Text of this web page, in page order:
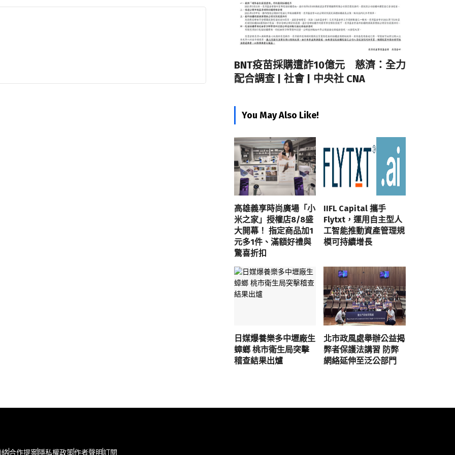
BNT疫苗採購遭詐10億元 慈濟：全力
配合調查 | 社會 | 中央社 CNA
You May Also Like!
高雄義享時尚廣場「小
米之家」授權店8/8盛
大開幕！ 指定商品加1
元多1件、滿額好禮與
驚喜折扣
IIFL Capital 攜手
Flytxt，運用自主型人
工智能推動資產管理規
模可持續增長
日媒爆養樂多中壢廠生
蟑螂 桃市衛生局突擊
稽查結果出爐
北市政風處舉辦公益揭
弊者保護法講習 防弊
網絡延伸至泛公部門
絡合作提案隱私權政策作者聲明訂閱